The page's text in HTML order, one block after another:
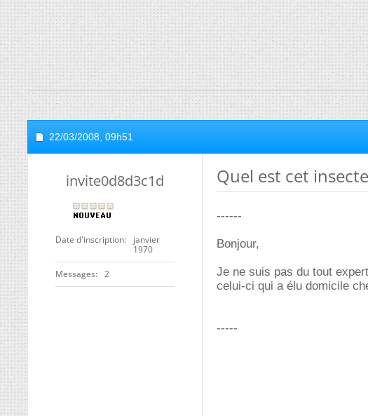
22/03/2008, 09h51
invite0d8d3c1d
Date d'inscription
janvier
1970
Messages 2
Quel est cet
------
Bonjour,
Je ne suis pas du tout
celui-ci qui a élu domicile
-----